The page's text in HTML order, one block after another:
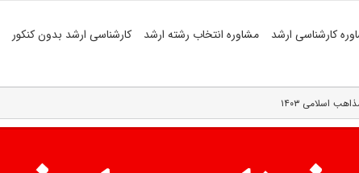
کارشناسی ارشد مشاوره انتخاب رشته ارشد کارشناسی ارشد بدون کنکور
اسلامی ۱۴۰۳